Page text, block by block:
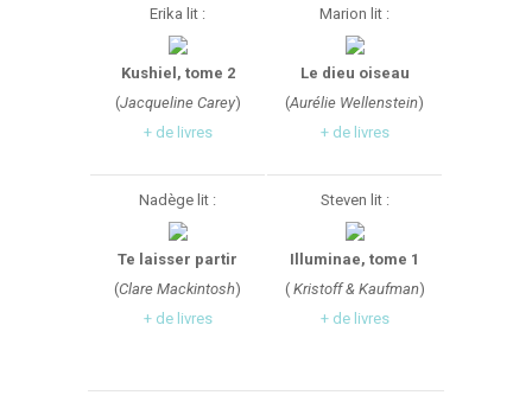
Erika lit :
Kushiel, tome 2
(Jacqueline Carey)
+ de livres
Marion lit :
Le dieu oiseau
(Aurélie Wellenstein)
+ de livres
Nadège lit :
Te laisser partir
(Clare Mackintosh)
+ de livres
Steven lit :
Illuminae, tome 1
(Kristoff & Kaufman)
+ de livres